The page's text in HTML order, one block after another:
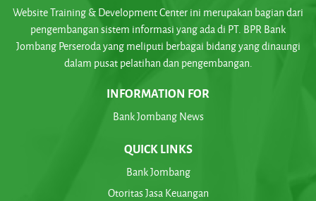
Website Training & Development Center ini merupakan bagian dari
pengembangan sistem informasi yang ada di PT. BPR Bank
Jombang Perseroda yang meliputi berbagai bidang yang dinaungi
dalam pusat pelatihan dan pengembangan.
INFORMATION FOR
Bank Jombang News
QUICK LINKS
Bank Jombang
Otoritas Jasa Keuangan